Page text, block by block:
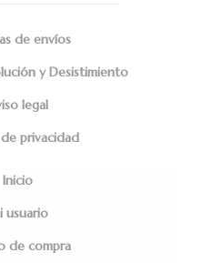
de envíos
y Desistimiento
legal
privacidad
Inicio
usuario
de compra